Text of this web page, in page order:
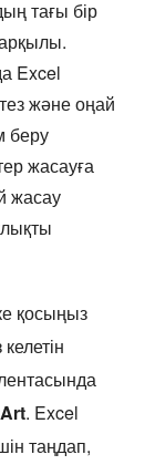
тағы бір
Excel
және оңай
беру
жасауға
жасау
қосыңыз
. Excel
таңдап,